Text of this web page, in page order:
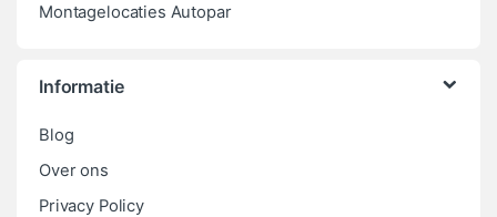
Montagelocaties Autopar
Informatie
Blog
Over ons
Privacy Policy